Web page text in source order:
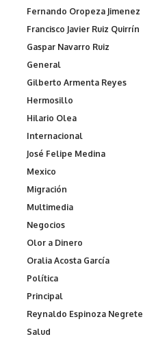
Fernando Oropeza Jimenez
Francisco Javier Ruiz Quirrín
Gaspar Navarro Ruiz
General
Gilberto Armenta Reyes
Hermosillo
Hilario Olea
Internacional
José Felipe Medina
Mexico
Migración
Multimedia
Negocios
Olor a Dinero
Oralia Acosta García
Política
Principal
Reynaldo Espinoza Negrete
Salud